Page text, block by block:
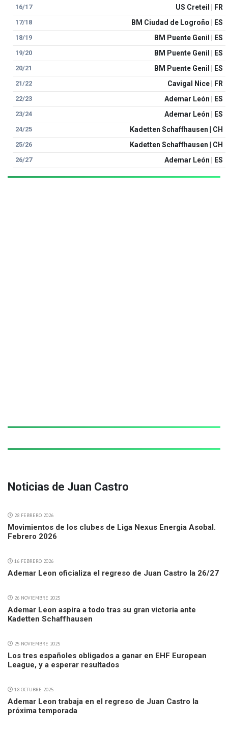
16/17 US Creteil | FR
17/18 BM Ciudad de Logroño | ES
18/19 BM Puente Genil | ES
19/20 BM Puente Genil | ES
20/21 BM Puente Genil | ES
21/22 Cavigal Nice | FR
22/23 Ademar León | ES
23/24 Ademar León | ES
24/25 Kadetten Schaffhausen | CH
25/26 Kadetten Schaffhausen | CH
26/27 Ademar León | ES
Noticias de Juan Castro
28 FEBRERO 2026
Movimientos de los clubes de Liga Nexus Energia Asobal.
Febrero 2026
16 FEBRERO 2026
Ademar Leon oficializa el regreso de Juan Castro la 26/27
26 NOVIEMBRE 2025
Ademar Leon aspira a todo tras su gran victoria ante
Kadetten Schaffhausen
25 NOVIEMBRE 2025
Los tres españoles obligados a ganar en EHF European
League, y a esperar resultados
18 OCTUBRE 2025
Ademar Leon trabaja en el regreso de Juan Castro la
próxima temporada